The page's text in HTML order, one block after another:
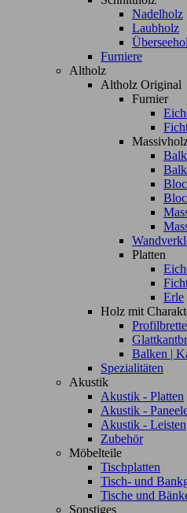
Nadelholz
Laubholz
Furniere
Altholz
Altholz Original
Furnier
Platten
Erle
Holz mit
Balken |
Spezialitäten
Akustik
Akustik - Platten
Akustik -
Akustik - Leisten
Zubehör
Möbelteile
Tischplatten
Tisch- und
Tische und
Sonstiges